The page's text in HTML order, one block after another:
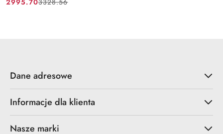
Cena
Cena
3328.56
Dane adresowe
Informacje dla klienta
Nasze marki